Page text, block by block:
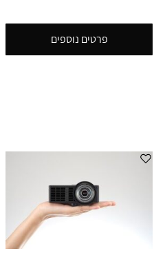
פרטים נוספים